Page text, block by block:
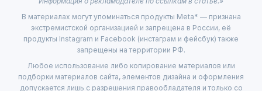
В материалах могут упоминаться продукты Meta* — признана
экстремистской организацией и запрещена в России, её
продукты Instagram и Facebook (инстаграм и фейсбук) также
запрещены на территории РФ.
Любое использование либо копирование материалов или
подборки материалов сайта, элементов дизайна и оформления
допускается лишь с разрешения правообладателя и только со